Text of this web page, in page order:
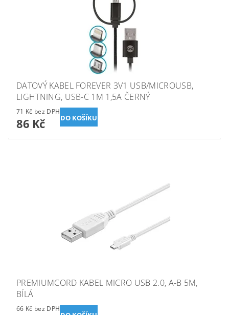
DATOVÝ KABEL FOREVER 3V1 USB/MICROUSB,
LIGHTNING, USB-C 1M 1,5A ČERNÝ
71 Kč bez DPH
86 Kč
PREMIUMCORD KABEL MICRO USB 2.0, A-B 5M,
BÍLÁ
66 Kč bez DPH